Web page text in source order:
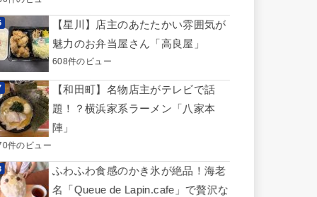
【星川】店主のあたたかい雰囲気が
魅力のお弁当屋さん「高良屋」
608件のビュー
【和田町】名物店主がテレビで話
題！？横浜家系ラーメン「八家本
陣」
件のビュー
ふわふわ食感のかき氷が絶品！海老
名「Queue de Lapin.cafe」で贅沢な